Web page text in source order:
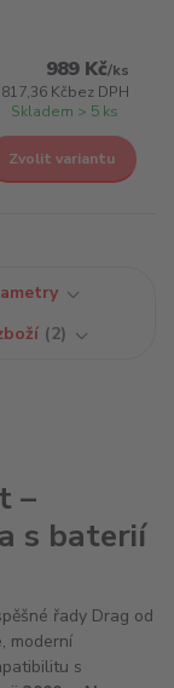
989 Kč/ks
817,36 Kčbez DPH
Skladem > 5 ks
Zvolit variantu
2
–
s baterií
řady Drag od
moderní
s